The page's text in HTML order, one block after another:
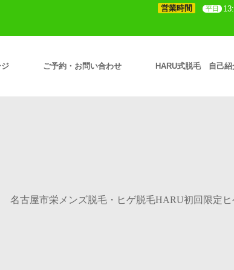
営業時間 平日
ご予約・お問い合わせ HARU式脱毛 自己紹
名古屋市栄メンズ脱毛・ヒゲ脱毛HARU初回限定ヒ